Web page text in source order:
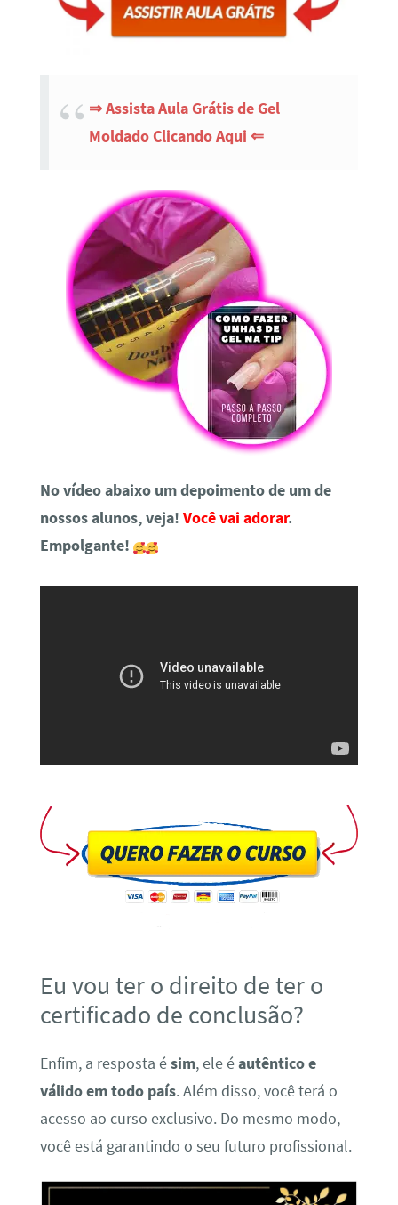
⇒ Assista Aula Grátis de Gel
Moldado Clicando Aqui ⇐
No vídeo abaixo um depoimento de um de
nossos alunos, veja! Você vai adorar.
Empolgante!
Eu vou ter o direito de ter o
certificado de conclusão?
Enfim, a resposta ésim, ele éautêntico e
válido em todo país. Além disso, você terá o
acesso ao curso exclusivo. Do mesmo modo,
você está garantindo o seu futuro profissional.